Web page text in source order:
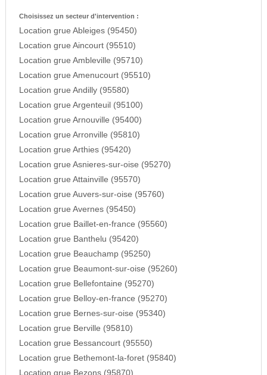
Choisissez un secteur d'intervention :
Location grue Ableiges (95450)
Location grue Aincourt (95510)
Location grue Ambleville (95710)
Location grue Amenucourt (95510)
Location grue Andilly (95580)
Location grue Argenteuil (95100)
Location grue Arnouville (95400)
Location grue Arronville (95810)
Location grue Arthies (95420)
Location grue Asnieres-sur-oise (95270)
Location grue Attainville (95570)
Location grue Auvers-sur-oise (95760)
Location grue Avernes (95450)
Location grue Baillet-en-france (95560)
Location grue Banthelu (95420)
Location grue Beauchamp (95250)
Location grue Beaumont-sur-oise (95260)
Location grue Bellefontaine (95270)
Location grue Belloy-en-france (95270)
Location grue Bernes-sur-oise (95340)
Location grue Berville (95810)
Location grue Bessancourt (95550)
Location grue Bethemont-la-foret (95840)
Location grue Bezons (95870)